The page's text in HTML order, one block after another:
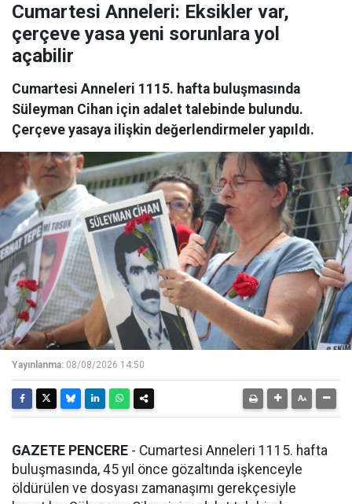
Cumartesi Anneleri: Eksikler var,
çerçeve yasa yeni sorunlara yol
açabilir
Cumartesi Anneleri 1115. hafta buluşmasında
Süleyman Cihan için adalet talebinde bulundu.
Çerçeve yasaya ilişkin değerlendirmeler yapıldı.
Yayınlanma: 08/08/2026 14:50
GAZETE PENCERE - Cumartesi Anneleri 1115. hafta
buluşmasında, 45 yıl önce gözaltında işkenceyle
öldürülen ve dosyası zamanaşımı gerekçesiyle